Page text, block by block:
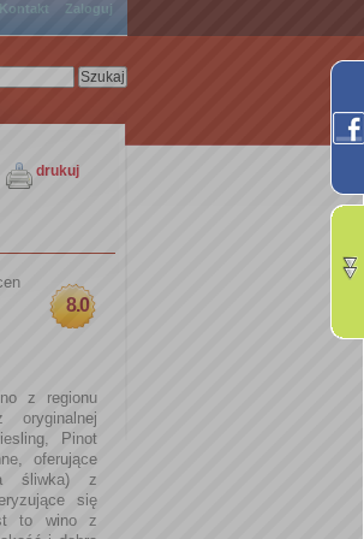
Kontakt Zaloguj
drukuj
8.0
z regionu
Pinot
oferujące
śliwka) z
się
to wino z